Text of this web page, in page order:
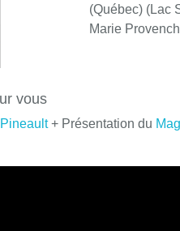
(Québec) (Lac
Marie
vous
+ Présentation du